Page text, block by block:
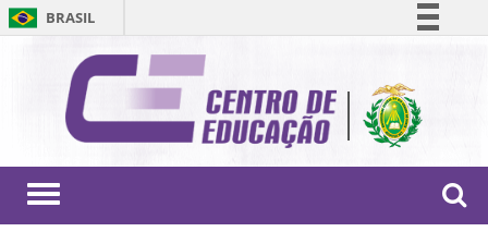
BRASIL
Comunica BR
Participe
Acesso à informação
Toggle